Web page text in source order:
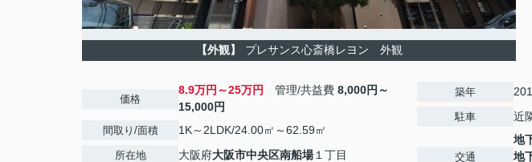
【外観】 プレサンス心斎橋レヨン 外観
価格
8.9万円～25万円 管理/共益費 8,000円～
15,000円
間取り/面積 1K～2LDK/24.00㎡～62.59㎡
所在地 大阪府大阪市中央区南船場１丁目
築年
駐車 近
交通
地
地